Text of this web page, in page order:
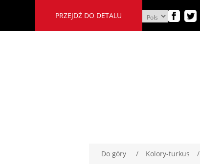
PRZEJDŹ DO DETALU
Do góry / Kolory-turkus /